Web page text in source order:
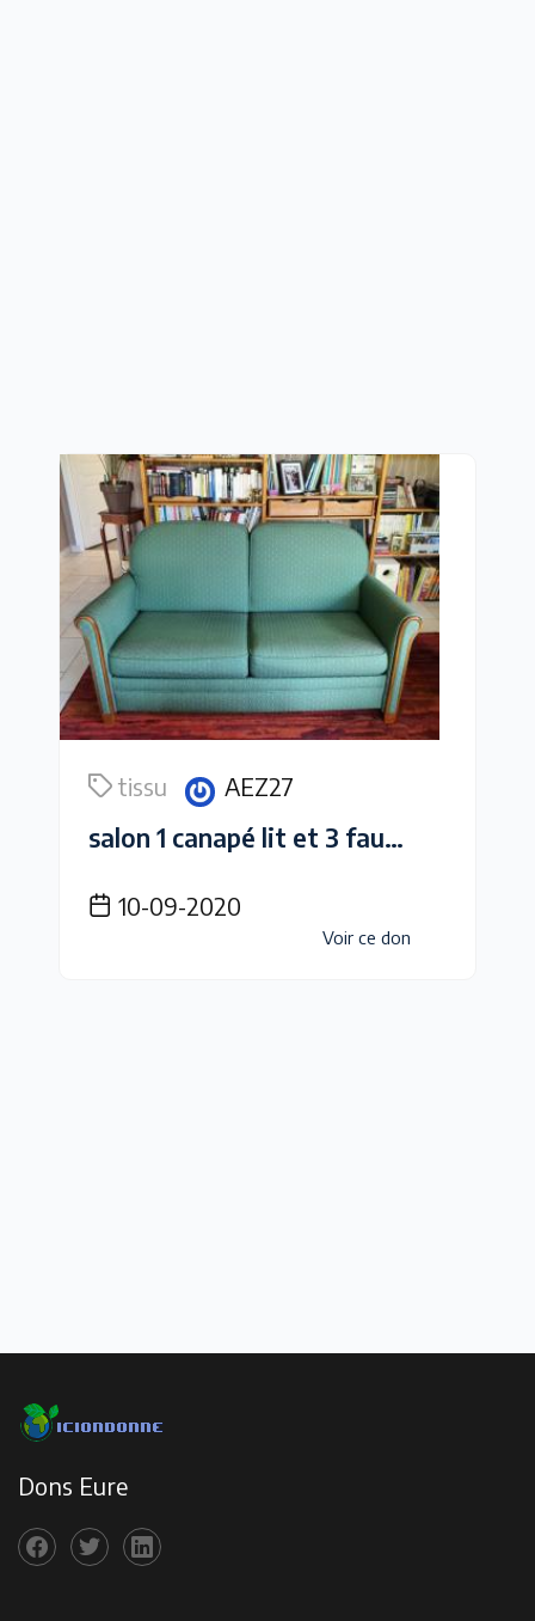
tissu AEZ27
salon 1 canapé lit et 3 fauteuils
10-09-2020
Voir ce don
Dons Eure